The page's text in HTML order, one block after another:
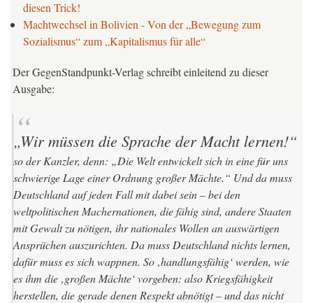
diesen Trick!
Machtwechsel in Bolivien - Von der „Bewegung zum
Sozialismus“ zum „Kapitalismus für alle“
Der GegenStandpunkt-Verlag schreibt einleitend zu dieser
Ausgabe:
„Wir müssen die Sprache der Macht lernen!“
so der Kanzler, denn: „Die Welt entwickelt sich in eine für uns
schwierige Lage einer Ordnung großer Mächte.“ Und da muss
Deutschland auf jeden Fall mit dabei sein – bei den
weltpolitischen Machernationen, die fähig sind, andere Staaten
mit Gewalt zu nötigen, ihr nationales Wollen an auswärtigen
Ansprüchen auszurichten. Da muss Deutschland nichtslernen,
dafür muss es sichwappnen. So ‚handlungsfähig‘ werden, wie
es ihm die ‚großen Mächte‘ vorgeben: also Kriegsfähigkeit
herstellen, die gerade denen Respekt abnötigt – und das nicht